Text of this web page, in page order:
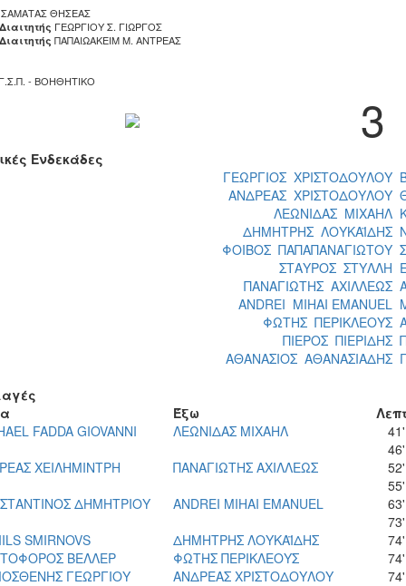
ΘΗΣΕΑΣ
ΓΕΩΡΓΙΟΥ Σ. ΓΙΩΡΓΟΣ
ΠΑΠΑΙΩΑΚΕΙΜ Μ. ΑΝΤΡΕΑΣ
- ΒΟΗΘΗΤΙΚΟ
3
Ενδεκάδες
ΓΕΩΡΓΙΟΣ ΧΡΙΣΤΟΔΟΥΛΟΥ
ΑΝΔΡΕΑΣ ΧΡΙΣΤΟΔΟΥΛΟΥ
ΛΕΩΝΙΔΑΣ ΜΙΧΑΗΛ
ΔΗΜΗΤΡΗΣ ΛΟΥΚΑΪΔΗΣ
ΦΟΙΒΟΣ ΠΑΠΑΠΑΝΑΓΙΩΤΟΥ
ΣΤΑΥΡΟΣ ΣΤΥΛΛΗ
ΠΑΝΑΓΙΩΤΗΣ ΑΧΙΛΛΕΩΣ
ANDREI MIHAI EMANUEL
ΦΩΤΗΣ ΠΕΡΙΚΛΕΟΥΣ
ΠΙΕΡΟΣ ΠΙΕΡΙΔΗΣ
ΑΘΑΝΑΣΙΟΣ ΑΘΑΝΑΣΙΑΔΗΣ
Έξω
FADDA GIOVANNI
ΛΕΩΝΙΔΑΣ ΜΙΧΑΗΛ
41'
46'
ΧΕΙΛΗΜΙΝΤΡΗ
ΠΑΝΑΓΙΩΤΗΣ ΑΧΙΛΛΕΩΣ
52'
55'
ΔΗΜΗΤΡΙΟΥ
ANDREI MIHAI EMANUEL
63'
73'
SMIRNOVS
ΔΗΜΗΤΡΗΣ ΛΟΥΚΑΪΔΗΣ
74'
ΒΕΛΛΕΡ
ΦΩΤΗΣ ΠΕΡΙΚΛΕΟΥΣ
74'
ΓΕΩΡΓΙΟΥ
ΑΝΔΡΕΑΣ ΧΡΙΣΤΟΔΟΥΛΟΥ 74'